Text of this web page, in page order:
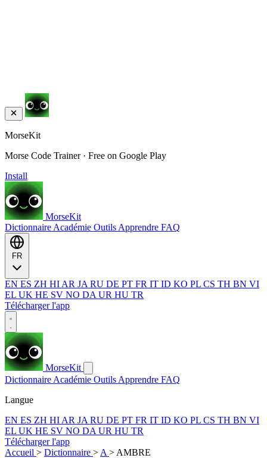
MorseKit
Morse Code Trainer · Free on Google Play
Install
MorseKit
Dictionnaire Académie Outils Apprendre FAQ
EN ES ZH HI AR JA RU DE PT FR IT ID KO PL CS TH BN VI
EL UK HE SV NO DA UR HU TR
Télécharger l'app
MorseKit
Dictionnaire Académie Outils Apprendre FAQ
Langue
EN ES ZH HI AR JA RU DE PT FR IT ID KO PL CS TH BN VI
EL UK HE SV NO DA UR HU TR
Télécharger l'app
Accueil > Dictionnaire > A > AMBRE